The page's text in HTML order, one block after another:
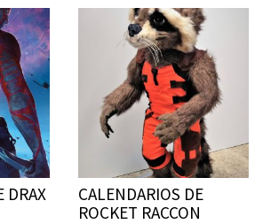
DRAX
CALENDARIOS DE
ROCKET RACCON